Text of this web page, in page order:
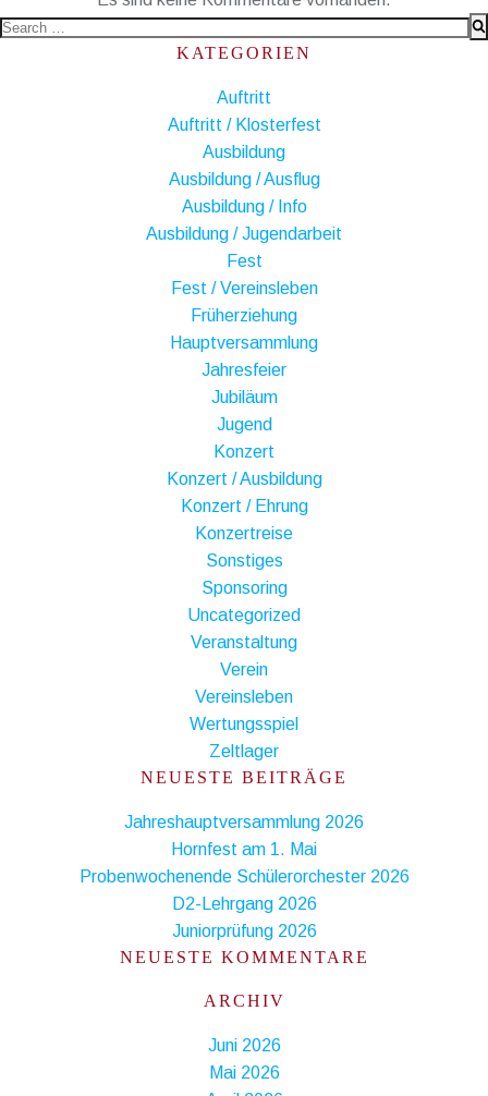
Search
KATEGORIEN
Auftritt
Auftritt / Klosterfest
Ausbildung
Ausbildung / Ausflug
Ausbildung / Info
Ausbildung / Jugendarbeit
Fest
Fest / Vereinsleben
Früherziehung
Hauptversammlung
Jahresfeier
Jubiläum
Jugend
Konzert
Konzert / Ausbildung
Konzert / Ehrung
Konzertreise
Sonstiges
Sponsoring
Uncategorized
Veranstaltung
Verein
Vereinsleben
Wertungsspiel
Zeltlager
NEUESTE BEITRÄGE
Jahreshauptversammlung 2026
Hornfest am 1. Mai
Probenwochenende Schülerorchester 2026
D2-Lehrgang 2026
Juniorprüfung 2026
NEUESTE KOMMENTARE
ARCHIV
Juni 2026
Mai 2026